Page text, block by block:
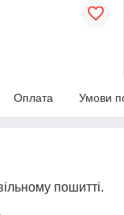
Оплата Умови
пошитті.